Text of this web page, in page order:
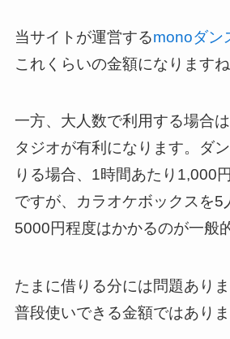
当サイトが運営するmonoダン
これくらいの金額になりますね
一方、大人数で利用する場合
タジオが有利になります。ダ
りる場合、1時間あたり1,000
ですが、カラオケボックスを5
5000円程度はかかるのが一般
たまに借りる分には問題あり
普段使いできる金額ではありま